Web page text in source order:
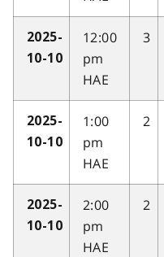
2025-
10-10
12:00
pm
HAE
3
2025-
10-10
1:00
pm
HAE
2
2025-
10-10
2:00
pm
HAE
2